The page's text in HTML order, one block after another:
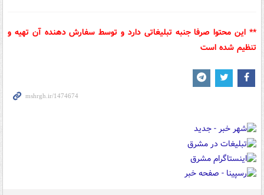
** این محتوا صرفا جنبه تبلیغاتی دارد و توسط سفارش دهنده آن تهیه و
تنظیم شده است